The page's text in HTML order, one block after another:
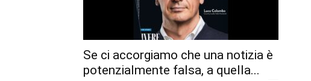
Se ci accorgiamo che una notizia è
potenzialmente falsa, a quella...